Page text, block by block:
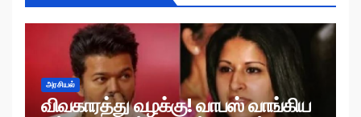
அரசியல்
விவகாரத்து வழக்கு! வாபஸ் வாங்கிய